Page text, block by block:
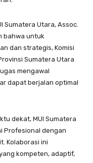
Sumatera Utara, Assoc.
bahwa untuk
dan strategis, Komisi
Sumatera Utara
mengawal
dapat berjalan optimal
dekat, MUI Sumatera
Profesional dengan
Kolaborasi ini
kompeten, adaptif,